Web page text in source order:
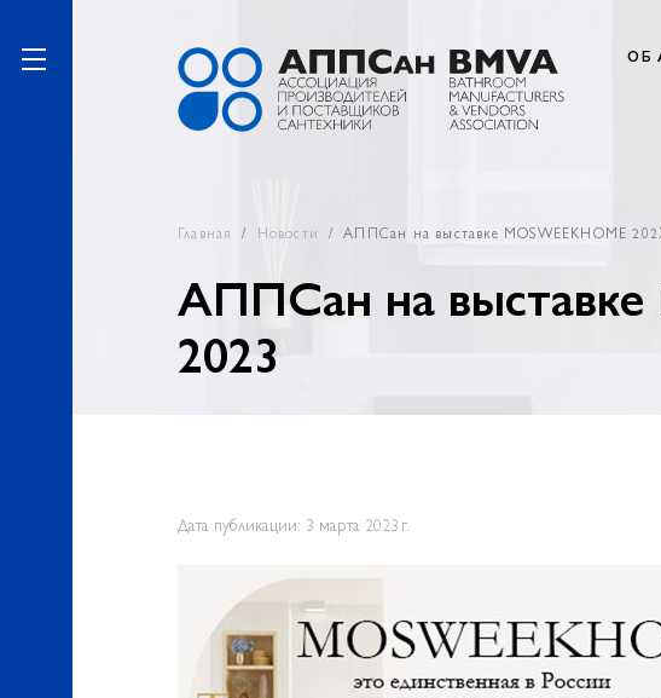
ОБ
Главная Новости АППСан на выставке MOSWEEKHOME
АППСан на выставке
2023
Дата публикации: 3 марта 2023 г.